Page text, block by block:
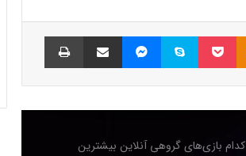
Odnoklassniki پاکت اسکایپ مسنجر اشتراک گذاری با ایمیل
گسترده‌ای شد
منفی ندارد
کدام بازی‌های گروهی آنلاین بیشترین